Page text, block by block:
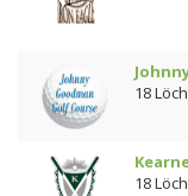
18
18